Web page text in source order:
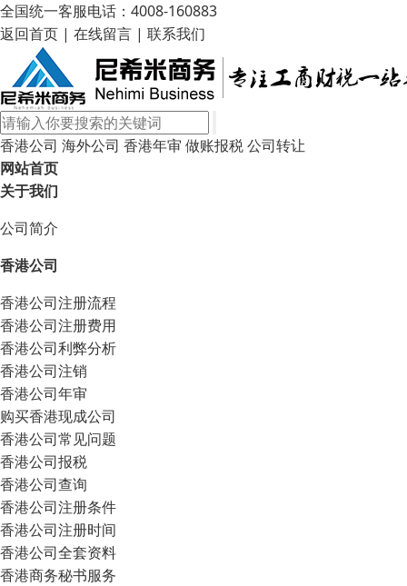
全国统一客服电话：4008-160883
返回首页 | 在线留言 | 联系我们
香港公司 海外公司 香港年审 做账报税公司转让
网站首页
关于我们
公司简介
香港公司
香港公司注册流程
香港公司注册费用
香港公司利弊分析
香港公司注销
香港公司年审
购买香港现成公司
香港公司常见问题
香港公司报税
香港公司查询
香港公司注册条件
香港公司注册时间
香港公司全套资料
香港商务秘书服务